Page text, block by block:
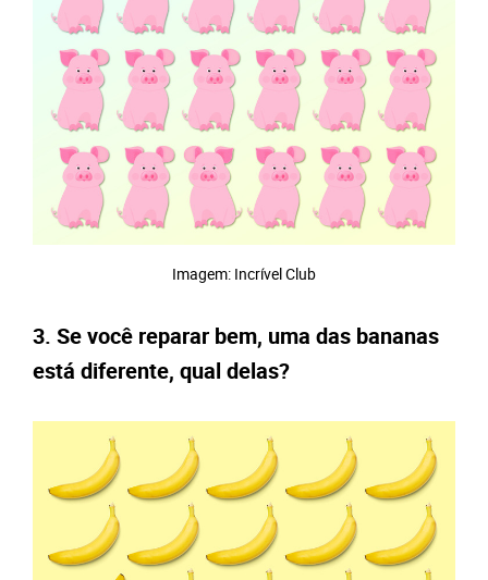
Imagem: Incrível Club
3. Se você reparar bem, uma das bananas
está diferente, qual delas?